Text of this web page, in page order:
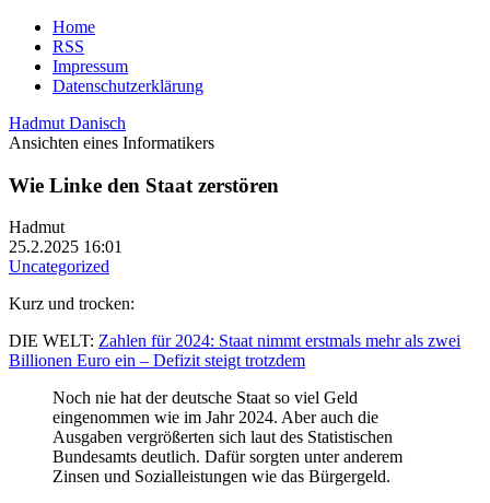
Home
RSS
Impressum
Datenschutzerklärung
Hadmut Danisch
Ansichten eines Informatikers
Wie Linke den Staat zerstören
Hadmut
25.2.2025 16:01
Uncategorized
Kurz und trocken:
DIE WELT: Zahlen für 2024: Staat nimmt erstmals mehr als zwei
Billionen Euro ein – Defizit steigt trotzdem
Noch nie hat der deutsche Staat so viel Geld
eingenommen wie im Jahr 2024. Aber auch die
Ausgaben vergrößerten sich laut des Statistischen
Bundesamts deutlich. Dafür sorgten unter anderem
Zinsen und Sozialleistungen wie das Bürgergeld.